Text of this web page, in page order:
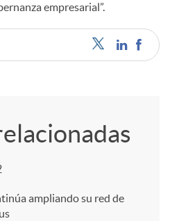
empresarial”.
ampliando su red de